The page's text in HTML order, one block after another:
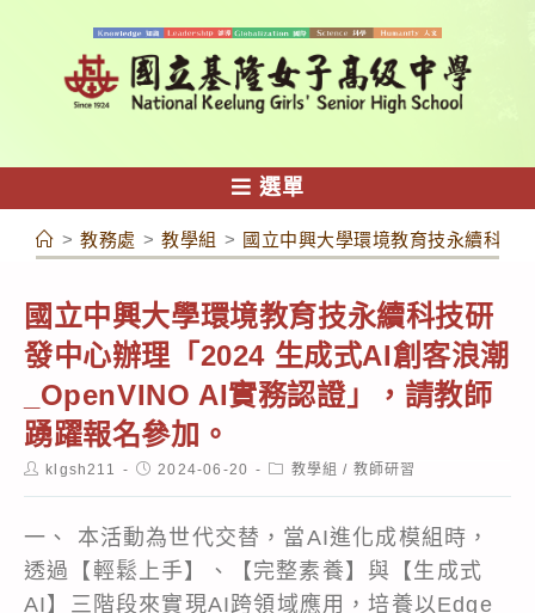
容
選單
> 教務處 > 教學組 > 國立中興大學環境教育技永續科技
國立中興大學環境教育技永續科技研
發中心辦理「2024 生成式AI創客浪潮
_OpenVINO AI實務認證」，請教師
踴躍報名參加。
Postklgsh211
Post2024-06-20
Post教學組 / 教師研習
一、 本活動為世代交替，當AI進化成模組時，
透過【輕鬆上手】、【完整素養】與【生成式
AI】三階段來實現AI跨領域應用，培養以Edge